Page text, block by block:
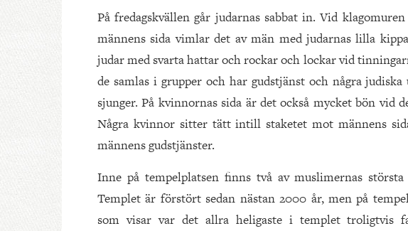
På fredagskvällen går judarnas sabbat in. Vid
männens sida vimlar det av män med judarnas lilla
judar med svarta hattar och rockar och lockar vid
de samlas i grupper och har gudstjänst och några
sjunger. På kvinnornas sida är det också mycket bön vid
Några kvinnor sitter tätt intill staketet mot männens
männens gudstjänster.
Inne på tempelplatsen finns två av muslimernas
Templet är förstört sedan nästan 2000 år, men på
som visar var det allra heligaste i templet troligtvis